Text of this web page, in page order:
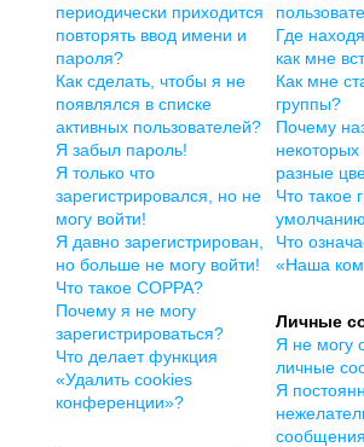
периодически приходится
повторять ввод имени и
пароля?
Как сделать, чтобы я не
появлялся в списке
активных пользователей?
Я забыл пароль!
Я только что
зарегистрировался, но не
могу войти!
Я давно зарегистрирован,
но больше не могу войти!
Что такое COPPA?
Почему я не могу
зарегистрироваться?
Что делает функция
«Удалить cookies
конференции»?
Где
как мне
Как мне
группы?
Почему
разные
Что такое
Что
«Наша
Личные
Я не могу
личные
Я